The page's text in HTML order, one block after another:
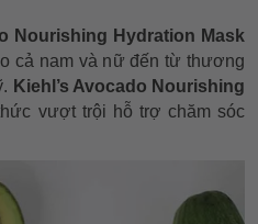
Nourishing Hydration Mask
cả nam và nữ đến từ thương
Kiehl’s Avocado Nourishing
vượt trội hỗ trợ chăm sóc